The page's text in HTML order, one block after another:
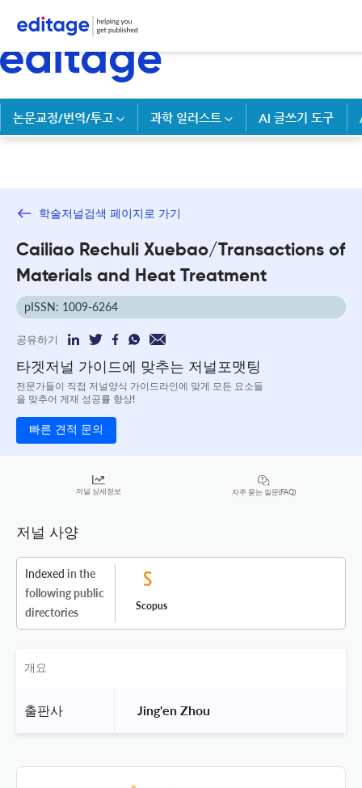
논문교정/번역/투고 과학 일러스트 AI 글쓰기 도구
학술저널검색 페이지로 가기
Cailiao Rechuli Xuebao/Transactions of
Materials and Heat Treatment
pISSN: 1009-6264
공유하기
타겟저널 가이드에 맞추는 저널포맷팅
전문가들이 직접 저널양식 가이드라인에 맞게 모든 요소들
을 맞추어 게재 성공률 향상!
빠른 견적 문의
저널 상세정보 자주 묻는 질문(FAQ)
저널 사양
Indexed in the
following public
directories
Scopus
개요
출판사 Jing'en Zhou